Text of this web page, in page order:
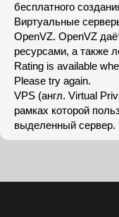
бесплатного
Виртуальные
OpenVZ. OpenVZ
ресурсами, а также
Rating is available
Please try again.
VPS (англ. Virtual
рамках которой
выделенный сервер.